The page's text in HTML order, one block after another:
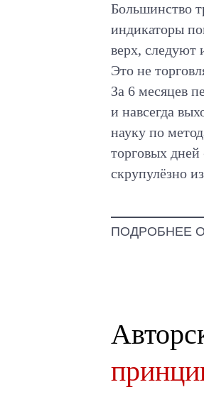
Большинство
индикаторы
верх, следуют
Это не
За 6 месяцев
и навсегда
науку по
торговых дней
скрупулёзно
ПОДРОБНЕЕ